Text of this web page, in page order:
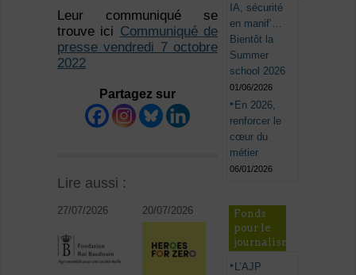
Leur communiqué se
trouve ici Communiqué de
presse vendredi 7 octobre
2022
Partagez sur
Lire aussi :
27/07/2026 20/07/2026
IA, sécurité
en manif’…
Bientôt la
Summer
school 2026
01/06/2026
En 2026,
renforcer le
cœur du
métier
06/01/2026
Fonds
pour le
journalisme
L’AJP